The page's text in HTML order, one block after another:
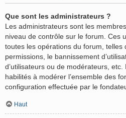
Que sont les administrateurs ?
Les administrateurs sont les
niveau de contrôle sur le forum. Ces
toutes les opérations du forum, telles
permissions, le bannissement
d’utilisateurs ou de modérateurs,
habilités à modérer l’ensemble des
configuration effectuée par le
Haut